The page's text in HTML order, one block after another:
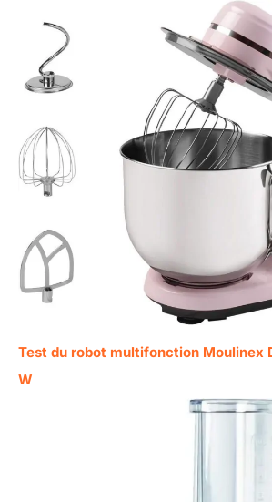
Test du robot multifonction Moulinex
W